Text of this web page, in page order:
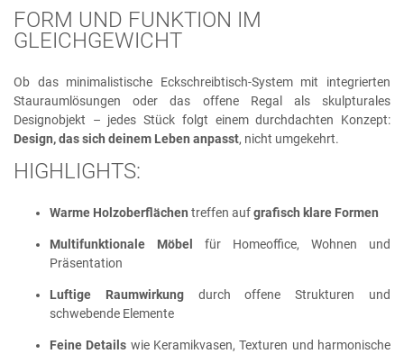
FORM UND FUNKTION IM
GLEICHGEWICHT
Ob das minimalistische Eckschreibtisch-System mit integrierten
Stauraumlösungen oder das offene Regal als skulpturales
Designobjekt – jedes Stück folgt einem durchdachten Konzept:
Design, das sich deinem Leben anpasst, nicht umgekehrt.
HIGHLIGHTS:
Warme Holzoberflächen treffen aufgrafisch klare Formen
Multifunktionale Möbel
für Homeoffice, Wohnen und
Präsentation
Luftige Raumwirkungdurch offene Strukturen und
schwebende Elemente
Feine Details wie Keramikvasen, Texturen und harmonische